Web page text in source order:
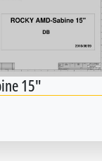
15"